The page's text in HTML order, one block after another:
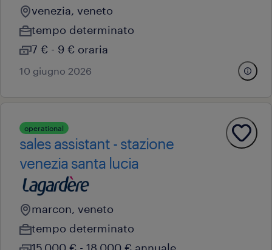
venezia, veneto
tempo determinato
7 € - 9 € oraria
10 giugno 2026
operational
sales assistant - stazione
venezia santa lucia
marcon, veneto
tempo determinato